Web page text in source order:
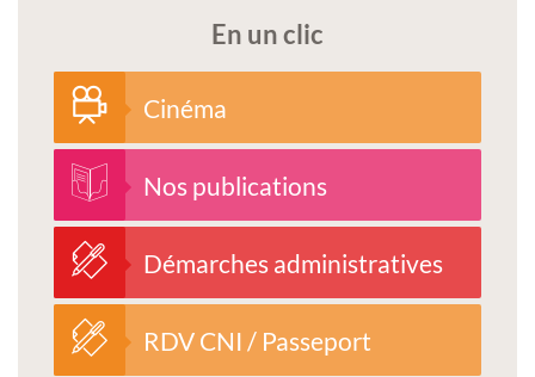
En un clic
Cinéma
Nos publications
Démarches administratives
RDV CNI / Passeport